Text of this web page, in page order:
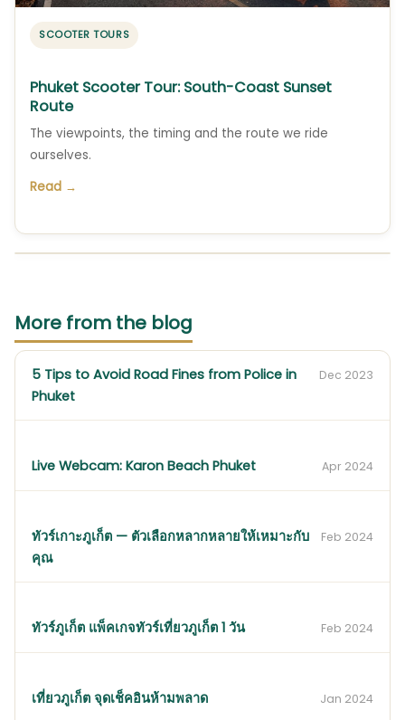
SCOOTER TOURS
Phuket Scooter Tour: South-Coast Sunset
Route
The viewpoints, the timing and the route we ride
ourselves.
Read →
More from the blog
5 Tips to Avoid Road Fines from Police in
Phuket
Dec 2023
Live Webcam: Karon Beach Phuket Apr 2024
ทัวร์เกาะภูเก็ต — ตัวเลือกหลากหลายให้เหมาะกับ
คุณ
Feb 2024
ทัวร์ภูเก็ต แพ็คเกจทัวร์เที่ยวภูเก็ต 1 วัน Feb 2024
เที่ยวภูเก็ต จุดเช็คอินห้ามพลาด Jan 2024